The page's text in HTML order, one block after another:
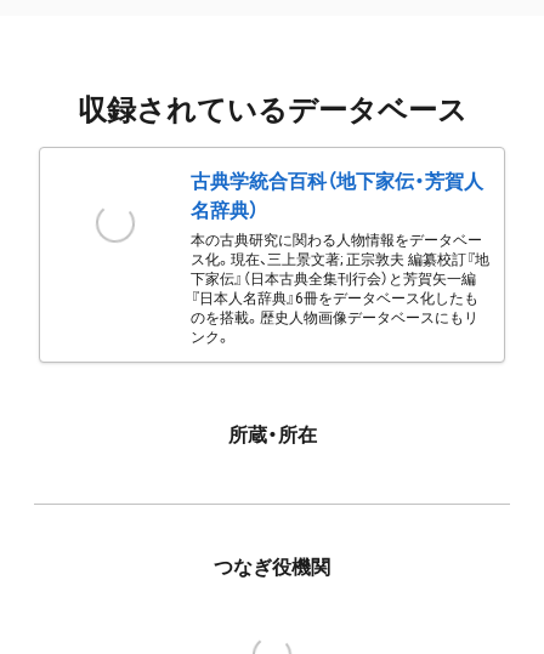
収録されているデータベース
古典学統合百科（地下家伝・芳賀人
名辞典）
本の古典研究に関わる人物情報をデータベー
ス化。現在、三上景文著; 正宗敦夫 編纂校訂『地
下家伝』（日本古典全集刊行会）と芳賀矢一編
『日本人名辞典』6冊をデータベース化したも
のを搭載。歴史人物画像データベースにもリ
ンク。
所蔵・所在
つなぎ役機関